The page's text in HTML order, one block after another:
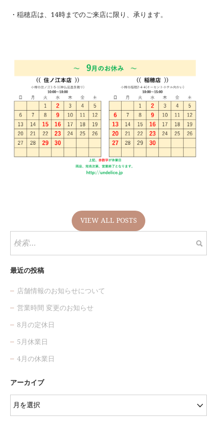
・稲穂店は、14時までのご来店に限り、承ります。
VIEW ALL POSTS
索:
最近の投稿
店舗情報のお知らせについて
営業時間 変更のお知らせ
8月の定休日
5月休業日
4月の休業日
アーカイブ